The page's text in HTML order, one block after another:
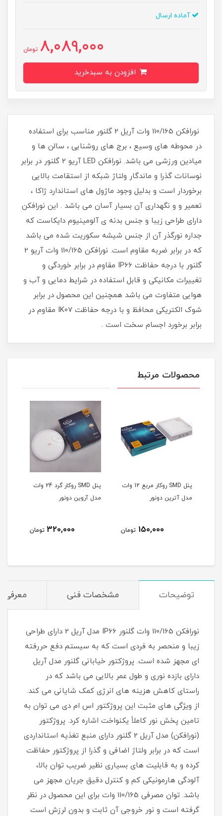
آماده ارسال
8,089,000 تومان
نورافکن 110/165 وات آریل 2 گلنور مناسب برای استفاده
در محوطه های وسیع ، برج های روشنایی ، سالن ها و
میادین ورزشی می باشد. نورافکن LED آریو 2 گلنور در برابر
نوسانات گذرا و ماندگار ولتاژ شبکه از استقامت بالایی
برخوردار است و بدلیل وجود ماژول ‌های استاندارد ژاکا ،
تعمیر و و نگهداری آن بسیار آسان می باشد . این نورافکن
دارای طراحی زیبا و جنس بدنه ی آلومینیوم دایکاست که
جداره نورگذر آن از جنس شیشه سکوریت شده می باشد
که در برابر ضربه مقاوم است. نورافکن 110/165 وات آریو 2
گلنور با درجه حفاظت IP66 مقاوم در برابر خوردگی و
تغییرات مکانیکی و قابل استفاده در شرایط دمایی و آب و
هوایی متفاوت می باشد همچنین این محصول در برابر
شوک الکتریکی محافظ و با درجه حفاظت IK07 مقاوم در
برابر برخورد اجسام سخت است .
محصولات مرتبط
پنل SMD روکار مربع 12 وات
مدل آترین دونور
150,000 تومان
پنل SMD روکار گرد 24 وات
مدل آروین دونور
320,000 تومان
توضیحات مشخصات فنی معرفی
نورافکن 110/165 وات گلنور IP66 مدل آریل 2 دارای طراحی
زیبا و منحصر به فردی است که به سیستم دفع حررفته
ای مجهز شده است. پروژکتور خیابانی گلنور مدل آریل
دارای بازده نوری و طول عمر بالایی می باشد که در
راستای کاهش هزینه های انرژی کمک شایانی می کند.
از ویژگی های مثبت این پروژکتور اس ام دی می توان به
تامین پخش نور کاملاً یکنواخت اشاره کرد. پروژکتور
(نورافکن) مدل آریل 2 گلنور دارای منبع تغذیه استانداردی
است که در برابر ولتاژ اضافی و گذرا از پروژکتور حفاظت
کرده و به قابلیت های بسیاری نظیر ضریب توان بالا،
آلودگی هارمونیکی کم و کنترل دقیق جریان مجهز می
باشد. توان مصرفی 110/165 وات برای این محصول در نظر
گرفته است و نور خروجی آن ثابت و بدون لرزش است